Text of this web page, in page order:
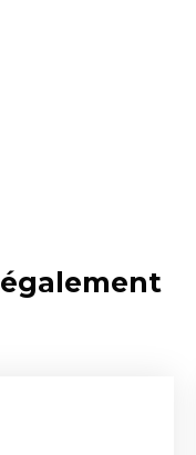
également